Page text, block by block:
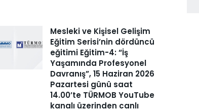
Mesleki ve Kişisel Gelişim
Eğitim Serisi’nin dördüncü
eğitimi Eğitim-4: “İş
Yaşamında Profesyonel
Davranış”, 15 Haziran 2026
Pazartesi günü saat
14.00’te TÜRMOB YouTube
kanalı üzerinden canlı